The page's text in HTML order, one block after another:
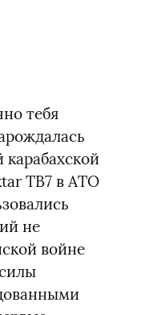
тебя
карабахской
TB7 в АТО
не
войне